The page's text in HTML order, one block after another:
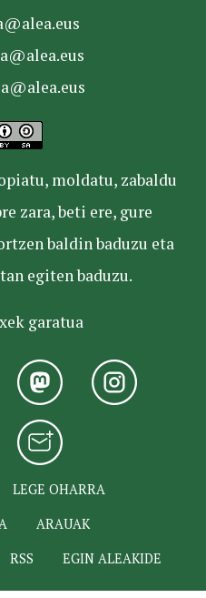
moldatu, zabaldu
zara, beti ere, gure
baldin baduzu eta
egiten baduzu.
garatua
LEGE OHARRA
ARAUAK
RSS EGIN ALEAKIDE